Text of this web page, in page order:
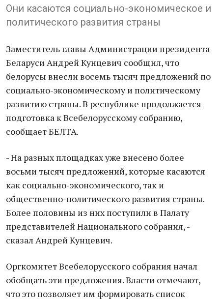
Они касаются социально-экономическое и
политического развития страны
Заместитель главы Администрации президента
Беларуси Андрей Кунцевич сообщил, что
белорусы внесли восемь тысяч предложений по
социально-экономическому и политическому
развитию страны. В республике продолжается
подготовка к Всебелорусскому собранию,
сообщает БЕЛТА.
- На разных площадках уже внесено более
восьми тысяч предложений, которые касаются
как социально-экономического, так и
общественно-политического развития страны.
Более половины из них поступили в Палату
представителей Национального собрания, -
сказал Андрей Кунцевич.
Оргкомитет Всебелорусского собрания начал
обобщать эти предложения. Власти отмечают,
что это позволяет им формировать список